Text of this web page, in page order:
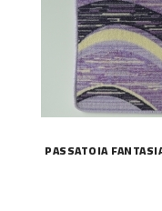
PASSATOIA